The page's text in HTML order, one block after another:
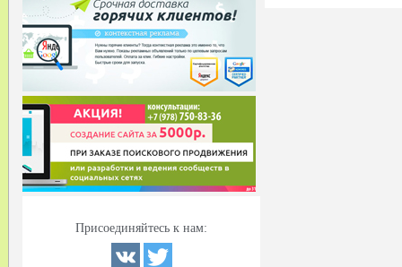
Присоединяйтесь к нам: